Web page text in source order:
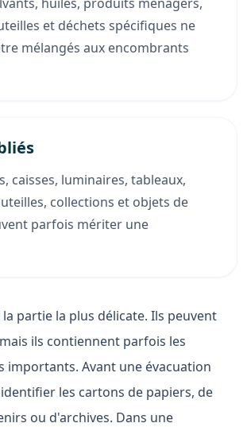
et déchets spécifiques ne
mélangés aux encombrants
caisses, luminaires, tableaux,
collections et objets de
parfois mériter une
partie la plus délicate. Ils peuvent
ils contiennent parfois les
importants. Avant une évacuation
les cartons de papiers, de
ou d'archives. Dans une